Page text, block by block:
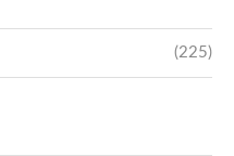
(225)